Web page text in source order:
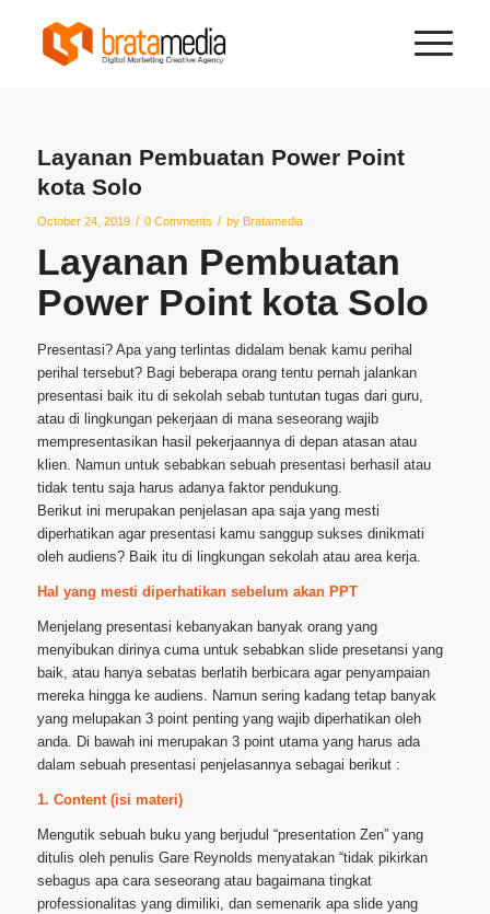
Layanan Pembuatan Power Point
kota Solo
October 24, 2019 / 0 Comments / by Bratamedia
Layanan Pembuatan
Power Point kota Solo
Presentasi? Apa yang terlintas didalam benak kamu perihal
perihal tersebut? Bagi beberapa orang tentu pernah jalankan
presentasi baik itu di sekolah sebab tuntutan tugas dari guru,
atau di lingkungan pekerjaan di mana seseorang wajib
mempresentasikan hasil pekerjaannya di depan atasan atau
klien. Namun untuk sebabkan sebuah presentasi berhasil atau
tidak tentu saja harus adanya faktor pendukung.
Berikut ini merupakan penjelasan apa saja yang mesti
diperhatikan agar presentasi kamu sanggup sukses dinikmati
oleh audiens? Baik itu di lingkungan sekolah atau area kerja.
Hal yang mesti diperhatikan sebelum akan PPT
Menjelang presentasi kebanyakan banyak orang yang
menyibukan dirinya cuma untuk sebabkan slide presetansi yang
baik, atau hanya sebatas berlatih berbicara agar penyampaian
mereka hingga ke audiens. Namun sering kadang tetap banyak
yang melupakan 3 point penting yang wajib diperhatikan oleh
anda. Di bawah ini merupakan 3 point utama yang harus ada
dalam sebuah presentasi penjelasannya sebagai berikut :
1. Content (isi materi)
Mengutik sebuah buku yang berjudul “presentation Zen” yang
ditulis oleh penulis Gare Reynolds menyatakan “tidak pikirkan
sebagus apa cara seseorang atau bagaimana tingkat
professionalitas yang dimiliki, dan semenarik apa slide yang